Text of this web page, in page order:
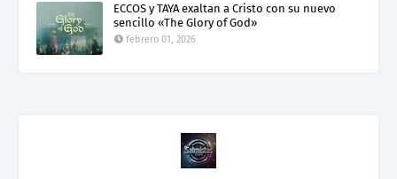
ECCOS y TAYA exaltan a Cristo con su nuevo
sencillo «The Glory of God»
febrero 01, 2026